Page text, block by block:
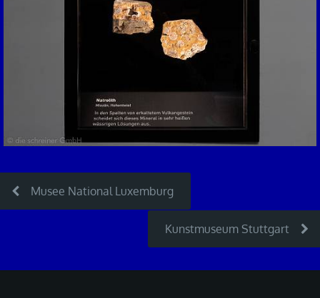
Musee National Luxemburg
Kunstmuseum Stuttgart